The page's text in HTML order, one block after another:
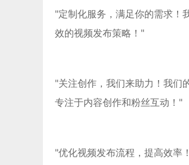
"定制化服务，满足你的需求！
效的视频发布策略！"
"关注创作，我们来助力！我们
专注于内容创作和粉丝互动！"
"优化视频发布流程，提高效率